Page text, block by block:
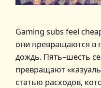
Gaming subs feel
они превращаются в
дождь. Пять–шесть
превращают
статью расходов,